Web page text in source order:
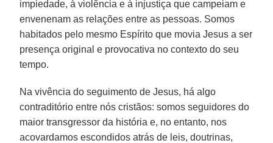
impiedade, à violência e à injustiça que campeiam e
envenenam as relações entre as pessoas. Somos
habitados pelo mesmo Espírito que movia Jesus a ser
presença original e provocativa no contexto do seu
tempo.
Na vivência do seguimento de Jesus, há algo
contraditório entre nós cristãos: somos seguidores do
maior transgressor da história e, no entanto, nos
acovardamos escondidos atrás de leis, doutrinas,